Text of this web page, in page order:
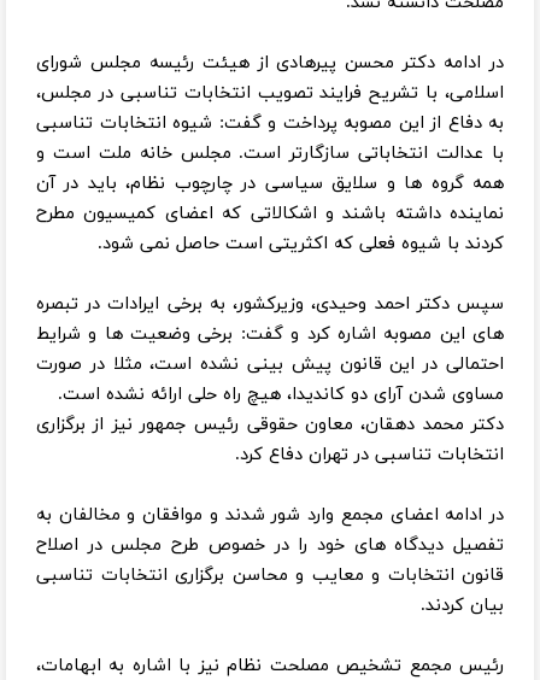
در ادامه دکتر محسن پیرهادی از هیئت رئیسه مجلس شورای
اسلامی، با تشریح فرایند تصویب انتخابات تناسبی در مجلس،
به دفاع از این مصوبه پرداخت و گفت: شیوه انتخابات تناسبی
با عدالت انتخاباتی سازگارتر است. مجلس خانه ملت است و
همه گروه ها و سلایق سیاسی در چارچوب نظام، باید در آن
نماینده داشته باشند و اشکالاتی که اعضای کمیسیون مطرح
کردند با شیوه فعلی که اکثریتی است حاصل نمی شود.
سپس دکتر احمد وحیدی، وزیرکشور، به برخی ایرادات در تبصره
های این مصوبه اشاره کرد و گفت: برخی وضعیت ها و شرایط
احتمالی در این قانون پیش بینی نشده است، مثلا در صورت
مساوی شدن آرای دو کاندیدا، هیچ راه حلی ارائه نشده است.
دکتر محمد دهقان، معاون حقوقی رئیس جمهور نیز از برگزاری
انتخابات تناسبی در تهران دفاع کرد.
در ادامه اعضای مجمع وارد شور شدند و موافقان و مخالفان به
تفصیل دیدگاه های خود را در خصوص طرح مجلس در اصلاح
قانون انتخابات و معایب و محاسن برگزاری انتخابات تناسبی
بیان کردند.
رئیس مجمع تشخیص مصلحت نظام نیز با اشاره به ابهامات،